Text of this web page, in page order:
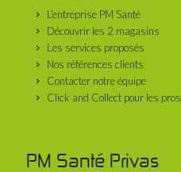
L’entreprise PM Santé
Découvrir les 2 magasins
Les services proposés
Nos références clients
Contacter notre équipe
Click and Collect pour les pros
PM Santé Privas